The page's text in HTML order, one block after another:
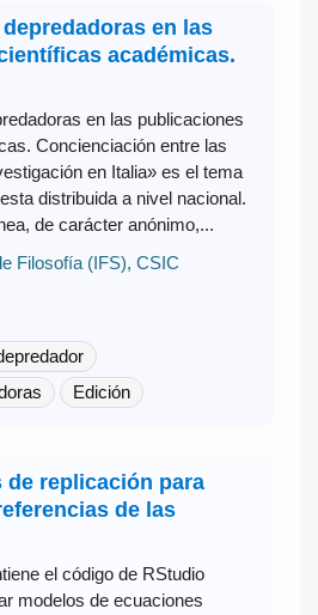
en las
académicas.
en las publicaciones
Concienciación entre las
en Italia» es el tema
distribuida a nivel nacional.
de carácter anónimo,...
Filosofía (IFS), CSIC
Edición
de replicación para
de las
el código de RStudio
modelos de ecuaciones